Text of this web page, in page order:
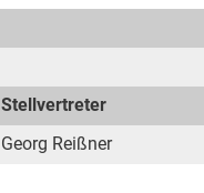
Stellvertreter
Georg Reißner